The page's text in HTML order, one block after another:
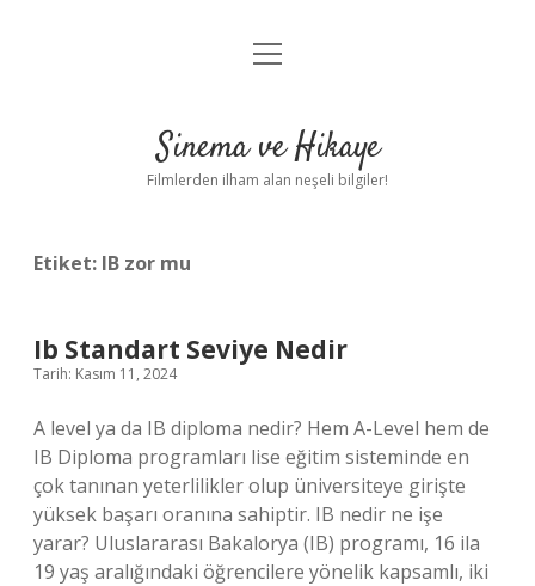
Gizlilik Politikası
Yasal Uyarı
menüyü
Sinema ve Hikaye
Filmlerden ilham alan neşeli bilgiler!
Etiket: IB zor mu
Ib Standart Seviye Nedir
Tarih: Kasım 11, 2024
A level ya da IB diploma nedir? Hem A-Level hem de
IB Diploma programları lise eğitim sisteminde en
çok tanınan yeterlilikler olup üniversiteye girişte
yüksek başarı oranına sahiptir. IB nedir ne işe
yarar? Uluslararası Bakalorya (IB) programı, 16 ila
19 yaş aralığındaki öğrencilere yönelik kapsamlı, iki